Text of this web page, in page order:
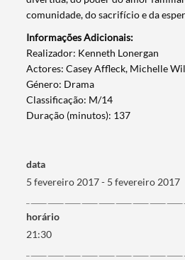
comunidade, do sacrifício e da
Informações Adicionais:
​Realizador: Kenneth Lonergan
Actores: Casey Affleck, Michelle
Género: Drama
Classificação: M/14
Duração (minutos): 137
data
5 fevereiro 2017 - 5 fevereiro 2017
horário
21:30